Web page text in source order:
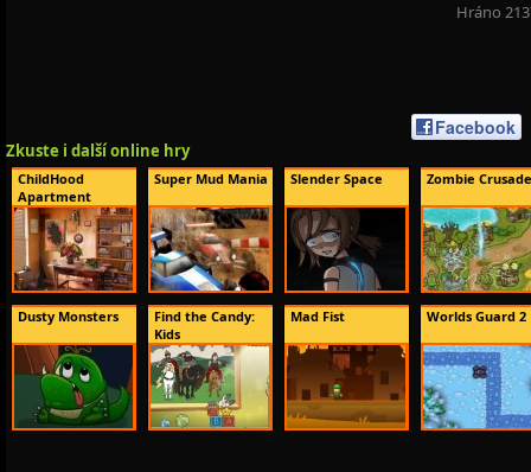
Hráno
Facebook
Zkuste i další online hry
ChildHood
Apartment
Super Mud Mania Slender Space Zombie Crusade
Dusty Monsters
Find the Candy:
Kids
Mad Fist Worlds Guard 2